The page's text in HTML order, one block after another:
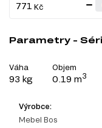
771 Kč
Parametry -
Váha
93 kg
Objem
0.19 m3
Výrobce:
Mebel Bos